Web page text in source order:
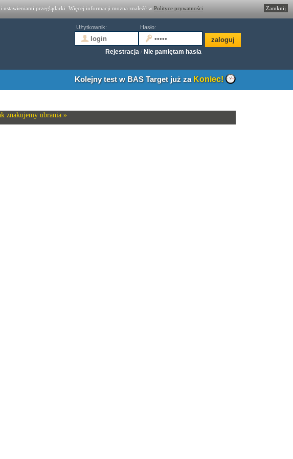
przeglądarki. Więcej informacji można znaleźć w Polityce prywatności Zamknij
Użytkownik: Hasło:
zaloguj
Rejestracja / Nie pamiętam hasła
Kolejny test w BAS Target już za Koniec!
znakujemy ubrania »